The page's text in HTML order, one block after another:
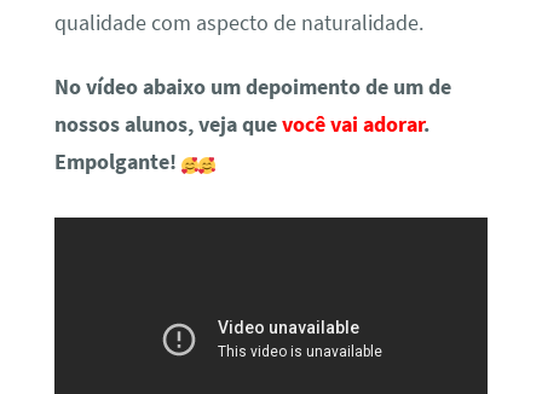
qualidade com aspecto de naturalidade.
No vídeo abaixo um depoimento de um de
nossos alunos, veja quevocê vai adorar.
Empolgante!